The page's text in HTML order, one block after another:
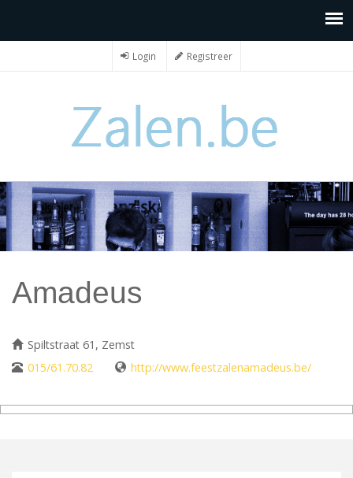
Login Registreer
Amadeus
Spiltstraat 61, Zemst
015/61.70.82
http://www.feestzalenamadeus.be/